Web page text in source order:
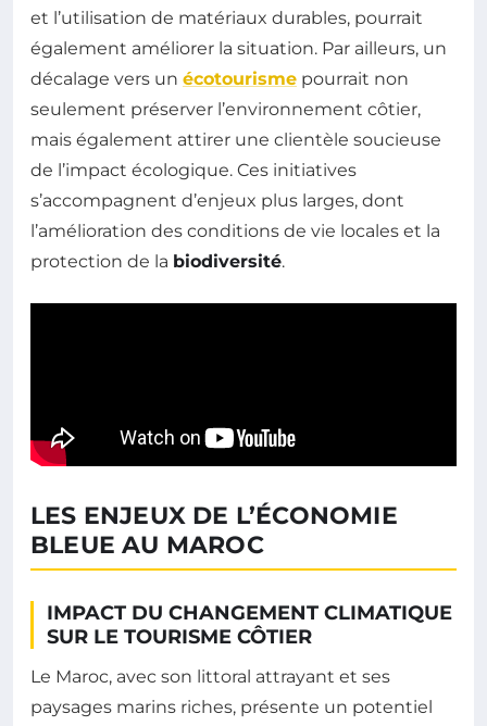
et l’utilisation de matériaux durables, pourrait
également améliorer la situation. Par ailleurs, un
décalage vers un écotourisme pourrait non
seulement préserver l’environnement côtier,
mais également attirer une clientèle soucieuse
de l’impact écologique. Ces initiatives
s’accompagnent d’enjeux plus larges, dont
l’amélioration des conditions de vie locales et la
protection de la biodiversité.
LES ENJEUX DE L’ÉCONOMIE
BLEUE AU MAROC
IMPACT DU CHANGEMENT CLIMATIQUE
SUR LE TOURISME CÔTIER
Le Maroc, avec son littoral attrayant et ses
paysages marins riches, présente un potentiel